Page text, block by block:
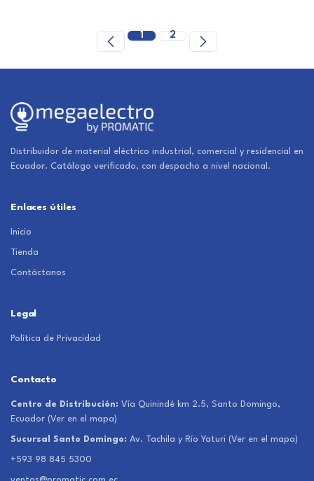
1 2
Distribuidor de material eléctrico industrial, comercial y residencial en
Ecuador. Catálogo verificado, con despacho a nivel nacional.
Enlaces útiles
Inicio
Tienda
Contáctanos
Legal
Política de Privacidad
Contacto
Centro de Distribución: Vía Quinindé km 2.5, Santo Domingo,
Ecuador (Ver en el mapa)
Sucursal Santo Domingo: Av. Tachila y Río Yaturi (Ver en el mapa)
+593 98 845 5300